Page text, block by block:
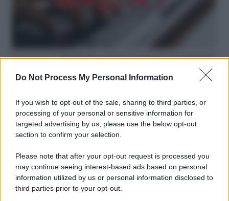
Do Not Process My Personal Information
If you wish to opt-out of the sale, sharing to third parties, or
processing of your personal or sensitive information for
targeted advertising by us, please use the below opt-out
section to confirm your selection.
Please note that after your opt-out request is processed you
may continue seeing interest-based ads based on personal
information utilized by us or personal information disclosed to
third parties prior to your opt-out.
Hate speech /Piattaforme sessiste e misogine: la solidarietà
redazione
L'editoriale /Le mostruose donne dell'Odissea di Nolan
L'editoriale /Riecco il “patto Meloni – Schlein”. Contro i
deepfake in campagna elettorale. Questa volta funzionerà?